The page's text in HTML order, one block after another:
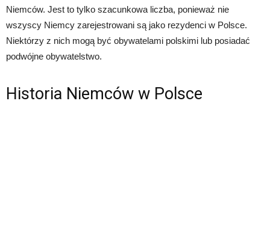
Niemców. Jest to tylko szacunkowa liczba, ponieważ nie
wszyscy Niemcy zarejestrowani są jako rezydenci w Polsce.
Niektórzy z nich mogą być obywatelami polskimi lub posiadać
podwójne obywatelstwo.
Historia Niemców w Polsce